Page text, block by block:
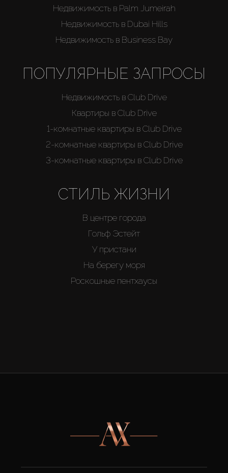
Недвижимость в Palm Jumeirah
Недвижимость в Dubai Hills
Недвижимость в Business Bay
ПОПУЛЯРНЫЕ ЗАПРОСЫ
Недвижимость в Club Drive
Квартиры в Club Drive
1-комнатные квартиры в Club Drive
2-комнатные квартиры в Club Drive
3-комнатные квартиры в Club Drive
СТИЛЬ ЖИЗНИ
В центре города
Гольф Эстейт
У пристани
На берегу моря
Роскошные пентхаусы